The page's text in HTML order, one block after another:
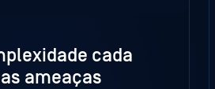
cada
ameaças